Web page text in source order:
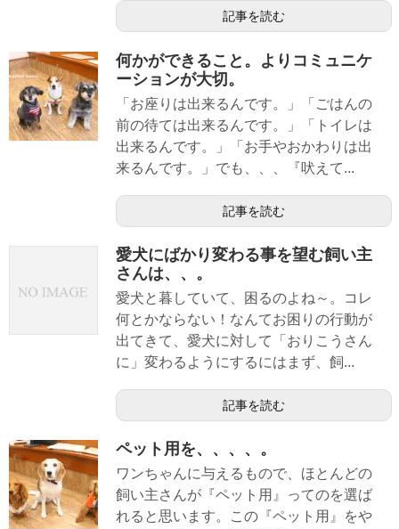
記事を読む
何かができること。よりコミュニケ
ーションが大切。
「お座りは出来るんです。」「ごはんの
前の待ては出来るんです。」「トイレは
出来るんです。」「お手やおかわりは出
来るんです。」でも、、、『吠えて...
記事を読む
愛犬にばかり変わる事を望む飼い主
さんは、、。
愛犬と暮していて、困るのよね～。コレ
何とかならない！なんてお困りの行動が
出てきて、愛犬に対して「おりこうさん
に」変わるようにするにはまず、飼...
記事を読む
ペット用を、、、、。
ワンちゃんに与えるもので、ほとんどの
飼い主さんが『ペット用』ってのを選ば
れると思います。この『ペット用』をや